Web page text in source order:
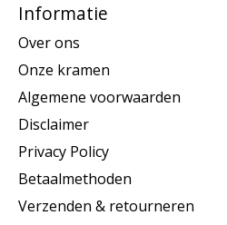
Informatie
Over ons
Onze kramen
Algemene voorwaarden
Disclaimer
Privacy Policy
Betaalmethoden
Verzenden & retourneren